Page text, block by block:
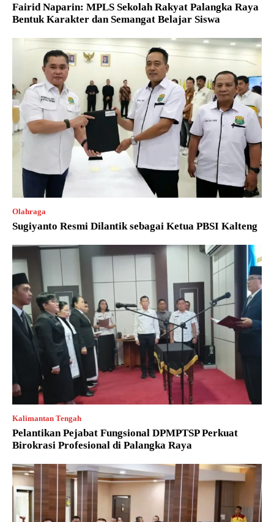
Fairid Naparin: MPLS Sekolah Rakyat Palangka Raya
Bentuk Karakter dan Semangat Belajar Siswa
Olahraga
Sugiyanto Resmi Dilantik sebagai Ketua PBSI Kalteng
Kalimantan Tengah
Pelantikan Pejabat Fungsional DPMPTSP Perkuat
Birokrasi Profesional di Palangka Raya